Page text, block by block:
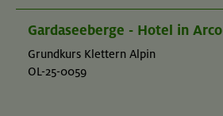
Gardaseeberge - Hotel in Arco
Grundkurs Klettern Alpin
OL-25-0059